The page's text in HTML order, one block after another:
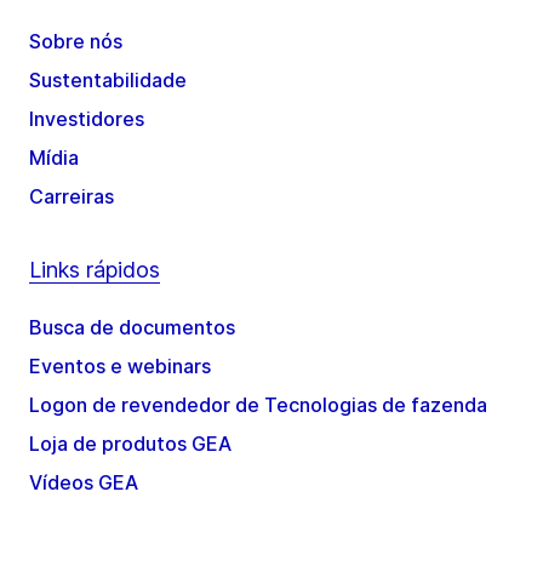
Sobre nós
Sustentabilidade
Investidores
Mídia
Carreiras
Links rápidos
Busca de documentos
Eventos e webinars
Logon de revendedor de Tecnologias de fazenda
Loja de produtos GEA
Vídeos GEA